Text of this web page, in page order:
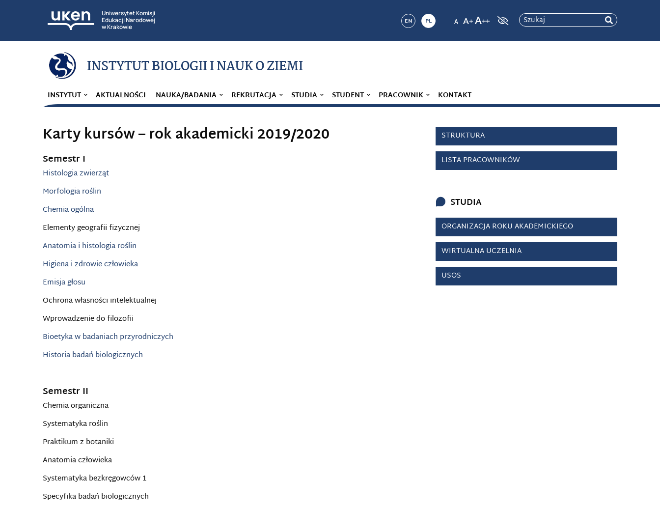
Uniwersytet Komisji
Edukacji Narodowej
w Krakowie
EN PL Szukaj
INSTYTUT BIOLOGII I NAUK O ZIEMI
INSTYTUT AKTUALNOŚCI NAUKA/BADANIA REKRUTACJA STUDIA STUDENT PRACOWNIK KONTAKT
Karty kursów – rok akademicki 2019/2020
Semestr I
Histologia zwierząt
Morfologia roślin
Chemia ogólna
Elementy geografii fizycznej
Anatomia i histologia roślin
Higiena i zdrowie człowieka
Emisja głosu
Ochrona własności intelektualnej
Wprowadzenie do filozofii
Bioetyka w badaniach przyrodniczych
Historia badań biologicznych
Semestr II
Chemia organiczna
Systematyka roślin
Praktikum z botaniki
Anatomia człowieka
Systematyka bezkręgowców 1
Specyfika badań biologicznych
STRUKTURA
LISTA PRACOWNIKÓW
STUDIA
ORGANIZACJA ROKU AKADEMICKIEGO
WIRTUALNA UCZELNIA
USOS